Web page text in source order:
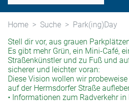
Home Suche
Park(ing)Day
Stell dir vor, aus grauen
Es gibt mehr Grün, ein Mini-Café,
Straßenkünstler und zu Fuß und
sicherer und leichter voran:
Diese Vision wollen wir
auf der Hermsdorfer Straße
• Informationen zum Radverkehr